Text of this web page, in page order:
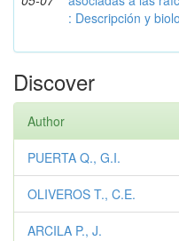
: Descripción y
Discover
Author
PUERTA Q., G.I.
OLIVEROS T., C.E.
ARCILA P., J.